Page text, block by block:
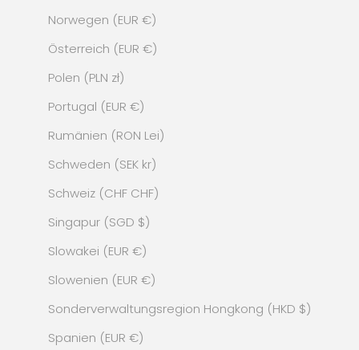
Norwegen (EUR €)
Österreich (EUR €)
Polen (PLN zł)
Portugal (EUR €)
Rumänien (RON Lei)
Schweden (SEK kr)
Schweiz (CHF CHF)
Singapur (SGD $)
Slowakei (EUR €)
Slowenien (EUR €)
Sonderverwaltungsregion Hongkong (HKD $)
Spanien (EUR €)